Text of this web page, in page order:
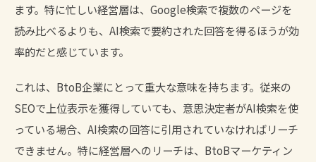
ます。特に忙しい経営層は、Google検索で複数のページを
読み比べるよりも、AI検索で要約された回答を得るほうが効
率的だと感じています。
これは、BtoB企業にとって重大な意味を持ちます。従来の
SEOで上位表示を獲得していても、意思決定者がAI検索を使
っている場合、AI検索の回答に引用されていなければリーチ
できません。特に経営層へのリーチは、BtoBマーケティン